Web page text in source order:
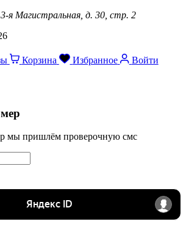
я Магистральная, д. 30, стр. 2
Корзина Избранное Войти
мы пришлём проверочную смс